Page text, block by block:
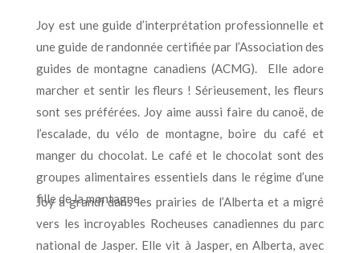
Joy est une guide d’interprétation professionnelle et
une guide de randonnée certifiée par l’Association des
guides de montagne canadiens (ACMG). Elle adore
marcher et sentir les fleurs ! Sérieusement, les fleurs
sont ses préférées. Joy aime aussi faire du canoë, de
l’escalade, du vélo de montagne, boire du café et
manger du chocolat. Le café et le chocolat sont des
groupes alimentaires essentiels dans le régime d’une
fille de la montagne.
Joy a grandi dans les prairies de l’Alberta et a migré
vers les incroyables Rocheuses canadiennes du parc
national de Jasper. Elle vit à Jasper, en Alberta, avec